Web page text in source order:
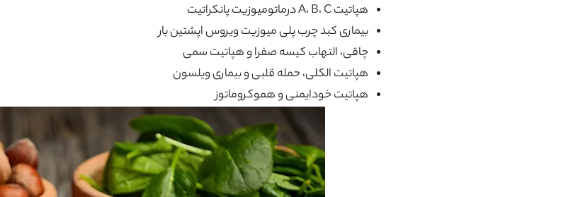
هپاتیت A، B، C درماتومیوزیت پانکراتیت
بیماری کبد چرب پلی میوزیت ویروس اپشتین بار
چاقی، التهاب کیسه صفرا و هپاتیت سمی
هپاتیت الکلی، حمله قلبی و بیماری ویلسون
هپاتیت خودایمنی و هموکروماتوز